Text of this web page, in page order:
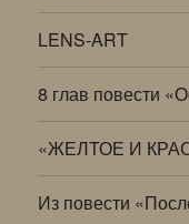
LENS-ART
8 глав повести
«ЖЕЛТОЕ И
Из повести